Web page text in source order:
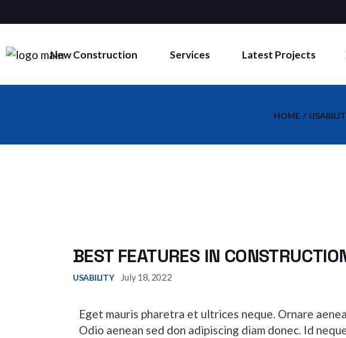
New Construction Services Latest Projects
Commercial & Industrial
Fire Extinguishers
Kitchen Hood Suppression
HOME
BEST FEATURES IN
USABILITY July 18, 2022
Eget mauris pharetra et ultrices neque. Ornare
Odio aenean sed don adipiscing diam donec. Id